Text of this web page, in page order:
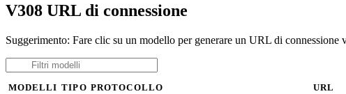
V308 URL di connessione
Suggerimento: Fare clic su un modello per generare un URL di connessione
MODELLI TIPO PROTOCOLLO URL